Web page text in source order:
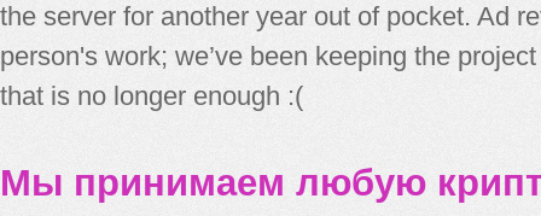
the server for another year out of pocket. Ad
person's work; we’ve been keeping the
that is no longer enough :(
Мы принимаем любую